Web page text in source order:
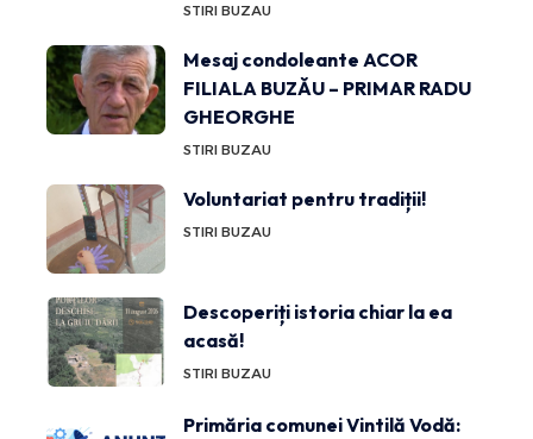
STIRI BUZAU
Mesaj condoleante ACOR
FILIALA BUZĂU – PRIMAR RADU
GHEORGHE
STIRI BUZAU
Voluntariat pentru tradiții!
STIRI BUZAU
Descoperiți istoria chiar la ea
acasă!
STIRI BUZAU
Primăria comunei Vintilă Vodă: